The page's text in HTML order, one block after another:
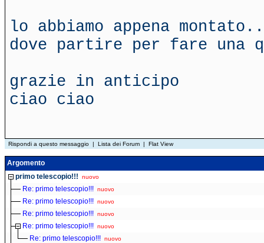
lo abbiamo appena
dove partire per fare una
grazie in anticipo
ciao ciao
Rispondi a questo messaggio | Lista dei Forum | Flat View
Argomento
primo telescopio!!!
nuovo
Re: primo telescopio!!! nuovo
Re: primo telescopio!!! nuovo
Re: primo telescopio!!! nuovo
Re: primo telescopio!!! nuovo
Re: primo telescopio!!! nuovo